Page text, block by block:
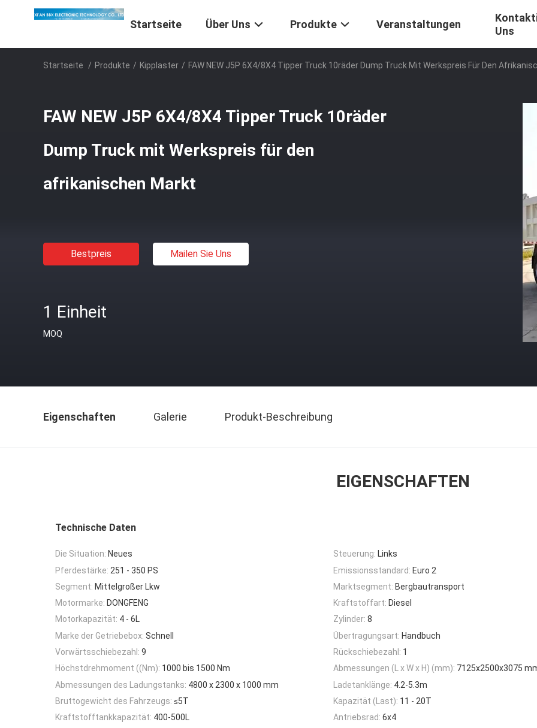
Startseite Über Uns Produkte Veranstaltungen
Uns
Startseite / Produkte / Kipplaster / FAW NEW J5P 6X4/8X4 Tipper Truck 10räder Dump Truck Mit Werkspreis Für Den
FAW NEW J5P 6X4/8X4 Tipper Truck 10räder
Dump Truck mit Werkspreis für den
afrikanischen Markt
Bestpreis Mailen Sie Uns
1 Einheit
MOQ
Eigenschaften Galerie Produkt-Beschreibung
EIGENSCHAFTEN
Technische Daten
Die Situation: Neues Steuerung: Links
Pferdestärke: 251 - 350 PS Emissionsstandard: Euro 2
Segment: Mittelgroßer Lkw Marktsegment: Bergbautransport
Motormarke: DONGFENG Kraftstoffart: Diesel
Motorkapazität: 4 - 6L Zylinder: 8
Marke der Getriebebox: Schnell Übertragungsart: Handbuch
Vorwärtsschiebezahl: 9 Rückschiebezahl: 1
Höchstdrehmoment ((Nm): 1000 bis 1500 Nm Abmessungen (L x W x H) (mm): 7125x2500x3075
Abmessungen des Ladungstanks: 4800 x 2300 x 1000 mm Ladetanklänge: 4.2-5.3m
Bruttogewicht des Fahrzeugs: ≤5T Kapazität (Last): 11 - 20T
Kraftstofftankkapazität: 400-500L Antriebsrad: 6x4